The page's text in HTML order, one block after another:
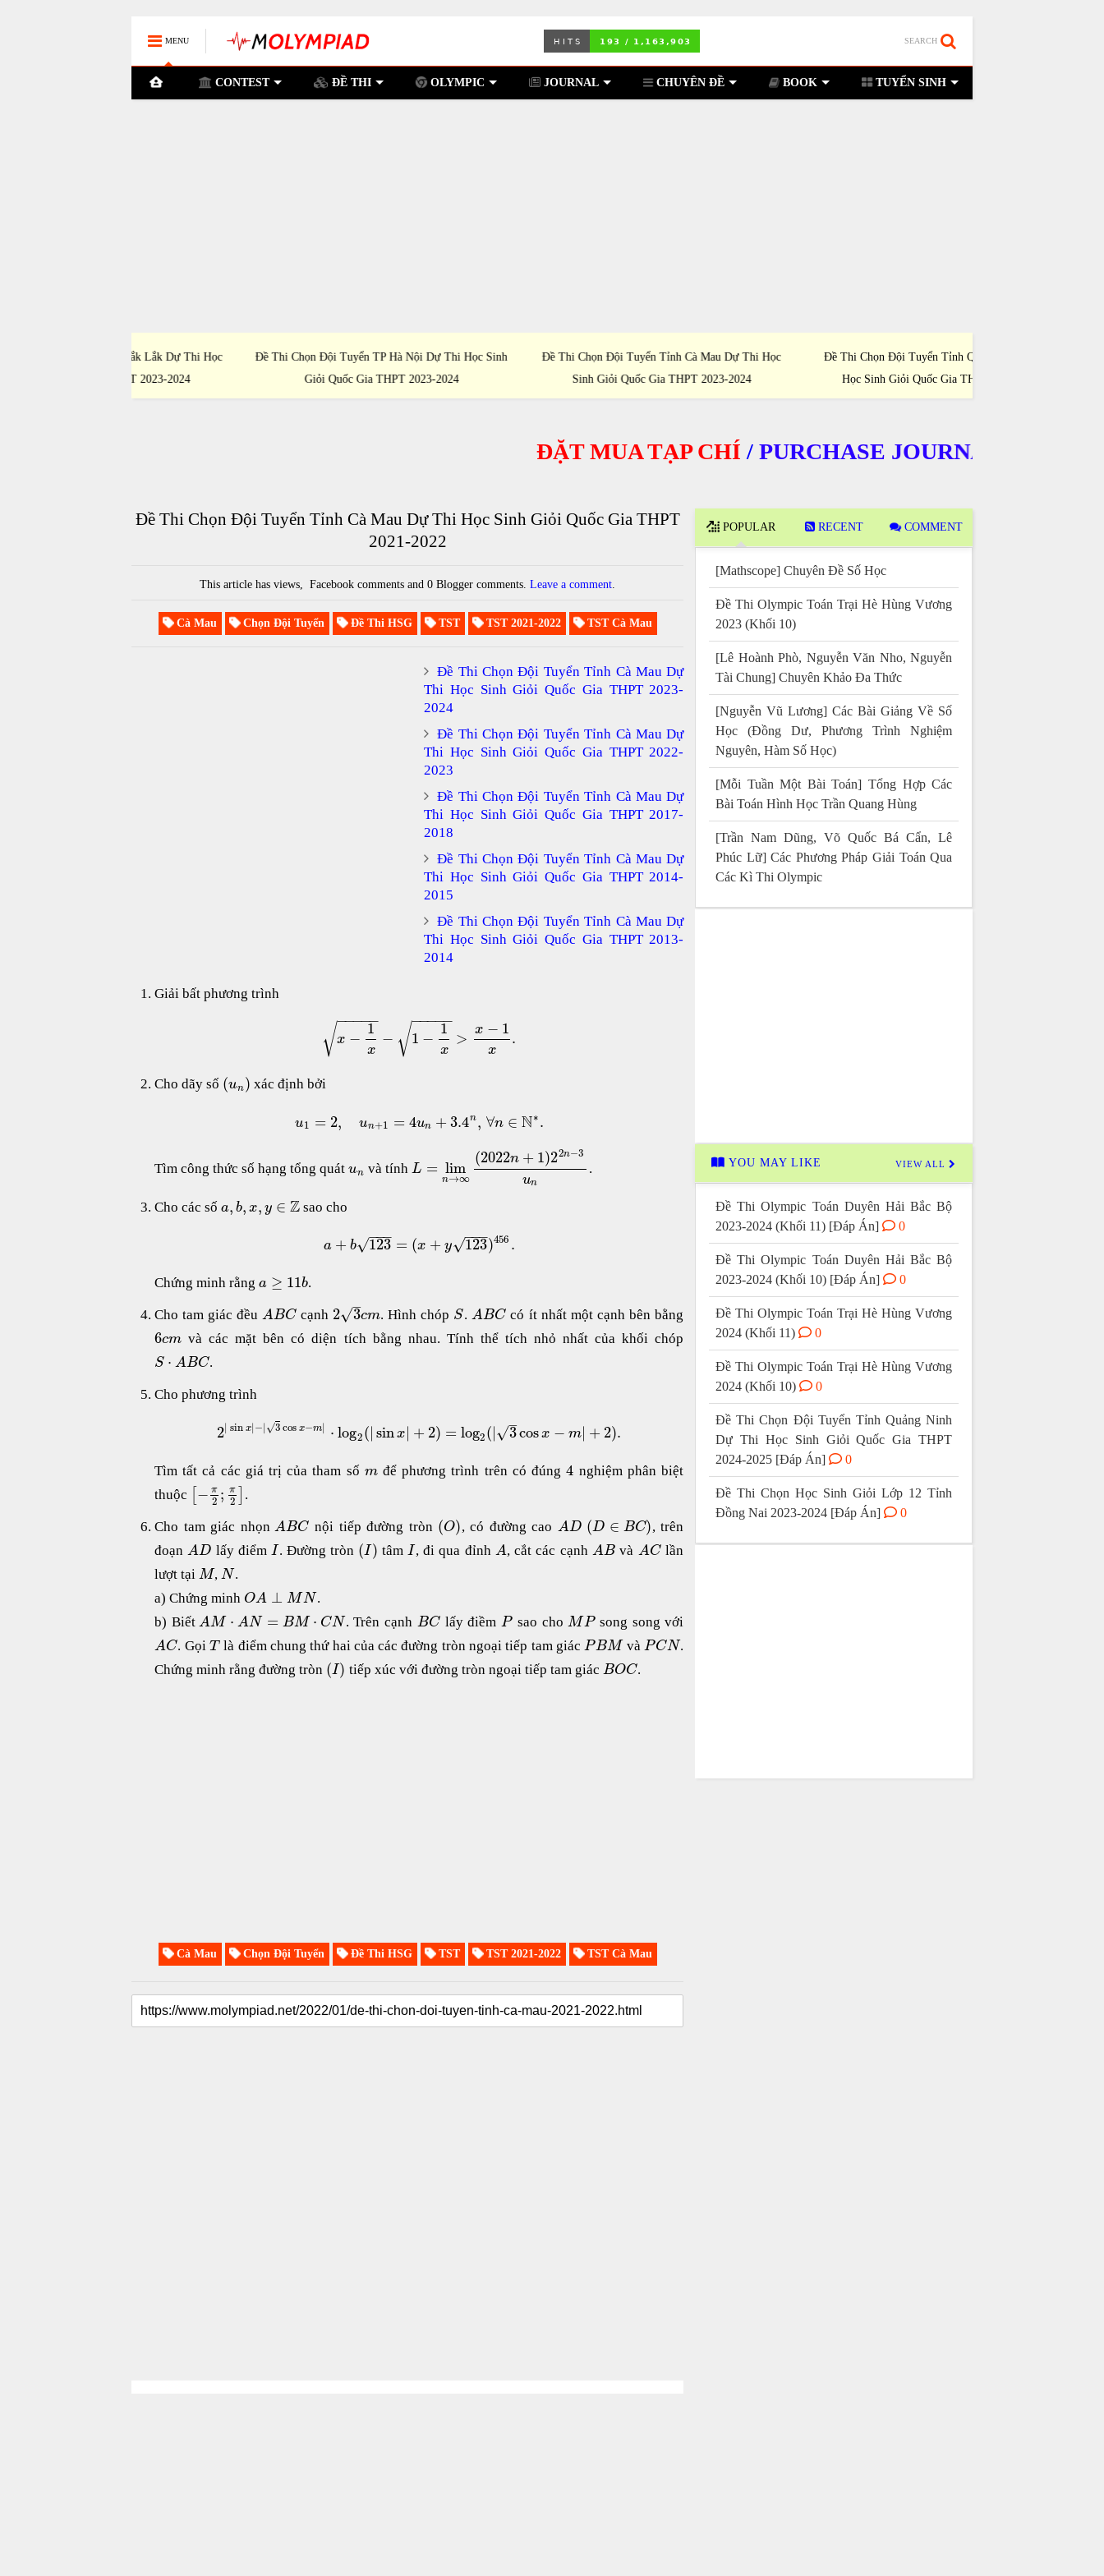
MENU SEARCH
CONTEST ĐỀ THI OLYMPIC JOURNAL CHUYÊN ĐỀ BOOK TUYỂN SINH
Đề Thi Chọn Đội Tuyển TP Hà Nội Dự Thi Học Sinh
Giỏi Quốc Gia THPT 2023-2024
Đề Thi Chọn Đội Tuyển Tỉnh Cà Mau Dự Thi Học
Sinh Giỏi Quốc Gia THPT 2023-2024
Đề Thi Chọn Đội Tuyển Tỉnh Quảng Ninh Dự Thi
Học Sinh Giỏi Quốc Gia THPT 2023-2024
ĐẶT MUA TẠP CHÍ/PURCHASE JOURNALS
Đề Thi Chọn Đội Tuyển Tỉnh Cà Mau Dự Thi Học Sinh Giỏi Quốc Gia THPT
2021-2022
This article hasviews, Facebook comments and 0 Blogger comments.Leave a comment
Cà Mau Chọn Đội Tuyển Đề Thi HSG TST TST 2021-2022 TST Cà Mau
Đề Thi Chọn Đội Tuyển Tỉnh Cà Mau Dự
Thi Học Sinh Giỏi Quốc Gia THPT 2023-
2024
Đề Thi Chọn Đội Tuyển Tỉnh Cà Mau Dự
Thi Học Sinh Giỏi Quốc Gia THPT 2022-
2023
Đề Thi Chọn Đội Tuyển Tỉnh Cà Mau Dự
Thi Học Sinh Giỏi Quốc Gia THPT 2017-
2018
Đề Thi Chọn Đội Tuyển Tỉnh Cà Mau Dự
Thi Học Sinh Giỏi Quốc Gia THPT 2014-
2015
Đề Thi Chọn Đội Tuyển Tỉnh Cà Mau Dự
Thi Học Sinh Giỏi Quốc Gia THPT 2013-
2014
Giải bất phương trình
x −
1
x
− −
−−−
√ − 1 −
1
x
− −
−−−
√ > x − 1
x
.
Cho dãy số (un ) xác định bởi
u1 = 2, un+1 = 4un + 3.4n, ∀n ∈ N∗ .
Tìm công thức số hạng tổng quát un và tính L = lim
n→∞
(2022n + 1)22n−3
un
.
Cho các số a, b, x, y ∈ Z sao cho
a + b 123
−−
−
√ = (x + y 123
−−
−
√ )456 .
Chứng minh rằng a ≥ 11b.
Cho tam giác đều ABC cạnh 2 3
–
√ cm. Hình chóp S. ABC có ít nhất một cạnh bên bằng
6cm và các mặt bên có diện tích bằng nhau. Tính thể tích nhỏ nhất của khối chóp
S ⋅ ABC.
Cho phương trình
2| sin x|−| 3
√ cos x−m| ⋅ log2 (| sinx| + 2) = log2(| 3
–
√ cosx − m| + 2).
Tìm tất cả các giá trị của tham số mđể phương trình trên có đúng4 nghiệm phân biệt
thuộc
− π
2 ; π
2 .
Cho tam giác nhọnABC nội tiếp đường tròn (O), có đường cao AD (D ∈ BC), trên
đoạnAD lấy điểmI. Đường tròn (I) tâmI, đi qua đỉnh A, cắt các cạnh AB và AC lần
lượt tại M, N.
a) Chứng minh OA ⊥ MN.
b) BiếtAM ⋅ AN = BM ⋅ CN. Trên cạnh BC lấy điềmP sao choMPsong song với
AC. Gọi T là điểm chung thứ hai của các đường tròn ngoại tiếp tam giácPBMvà PCN.
Chứng minh rằng đường tròn (I) tiếp xúc với đường tròn ngoại tiếp tam giác BOC.
Cà Mau Chọn Đội Tuyển Đề Thi HSG TST TST 2021-2022 TST Cà Mau
POPULAR RECENT COMMENT
[Mathscope] Chuyên Đề Số Học
Đề Thi Olympic Toán Trại Hè Hùng Vương
2023 (Khối 10)
[Lê Hoành Phò, Nguyễn Văn Nho, Nguyễn
Tài Chung] Chuyên Khảo Đa Thức
[Nguyễn Vũ Lương] Các Bài Giảng Về Số
Học (Đồng Dư, Phương Trình Nghiệm
Nguyên, Hàm Số Học)
[Mỗi Tuần Một Bài Toán] Tổng Hợp Các
Bài Toán Hình Học Trần Quang Hùng
[Trần Nam Dũng, Võ Quốc Bá Cẩn, Lê
Phúc Lữ] Các Phương Pháp Giải Toán Qua
Các Kì Thi Olympic
YOU MAY LIKE VIEW ALL
Đề Thi Olympic Toán Duyên Hải Bắc Bộ
2023-2024 (Khối 11) [Đáp Án]
0
Đề Thi Olympic Toán Duyên Hải Bắc Bộ
2023-2024 (Khối 10) [Đáp Án]
0
Đề Thi Olympic Toán Trại Hè Hùng Vương
2024 (Khối 11)
0
Đề Thi Olympic Toán Trại Hè Hùng Vương
2024 (Khối 10)
0
Đề Thi Chọn Đội Tuyển Tỉnh Quảng Ninh
Dự Thi Học Sinh Giỏi Quốc Gia THPT
2024-2025 [Đáp Án]
0
Đề Thi Chọn Học Sinh Giỏi Lớp 12 Tỉnh
Đồng Nai 2023-2024 [Đáp Án]
0